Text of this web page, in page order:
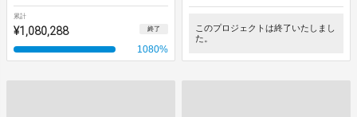
累計
¥1,080,288 終了
1080%
このプロジェクトは終了いたしまし
た。